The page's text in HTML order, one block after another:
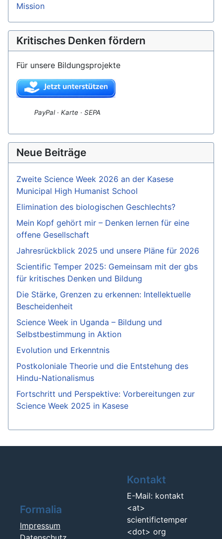
Mission
Kritisches Denken fördern
Für unsere Bildungsprojekte
PayPal · Karte · SEPA
Neue Beiträge
Zweite Science Week 2026 an der Kasese
Municipal High Humanist School
Elimination des biologischen Geschlechts?
Mein Kopf gehört mir – Denken lernen für eine
offene Gesellschaft
Jahresrückblick 2025 und unsere Pläne für 2026
Scientific Temper 2025: Gemeinsam mit der gbs
für kritisches Denken und Bildung
Die Stärke, Grenzen zu erkennen: Intellektuelle
Bescheidenheit
Science Week in Uganda – Bildung und
Selbstbestimmung in Aktion
Evolution und Erkenntnis
Postkoloniale Theorie und die Entstehung des
Hindu-Nationalismus
Fortschritt und Perspektive: Vorbereitungen zur
Science Week 2025 in Kasese
Formalia
Impressum
Kontakt
E-Mail: kontakt
<at>
scientifictemper
<dot> org